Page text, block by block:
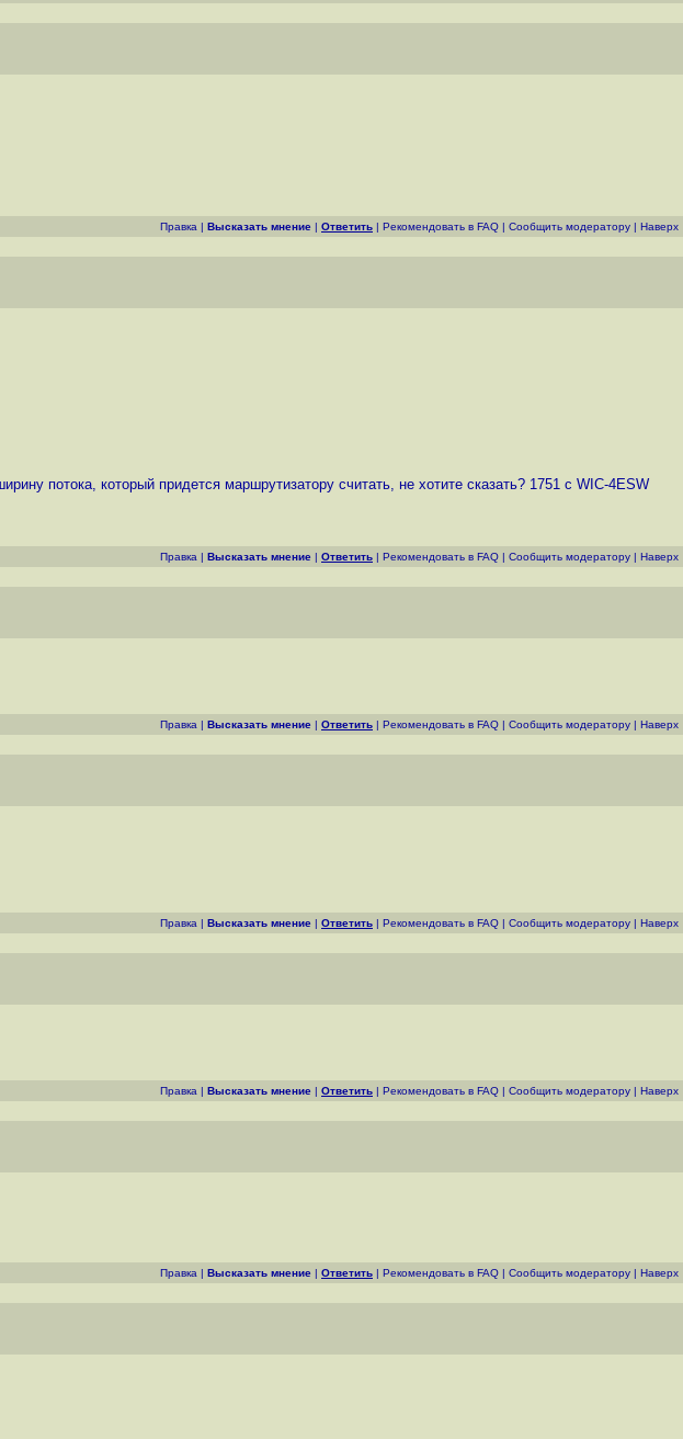
Правка | Высказать мнение | Ответить | Рекомендовать в FAQ | Cообщить модератору | Наверх
потока, который придется маршрутизатору считать, не хотите сказать? 1751 c WIC-4ESW
Правка | Высказать мнение | Ответить | Рекомендовать в FAQ | Cообщить модератору | Наверх
Правка | Высказать мнение | Ответить | Рекомендовать в FAQ | Cообщить модератору | Наверх
Правка | Высказать мнение | Ответить | Рекомендовать в FAQ | Cообщить модератору | Наверх
Правка | Высказать мнение | Ответить | Рекомендовать в FAQ | Cообщить модератору | Наверх
Правка | Высказать мнение | Ответить | Рекомендовать в FAQ | Cообщить модератору | Наверх